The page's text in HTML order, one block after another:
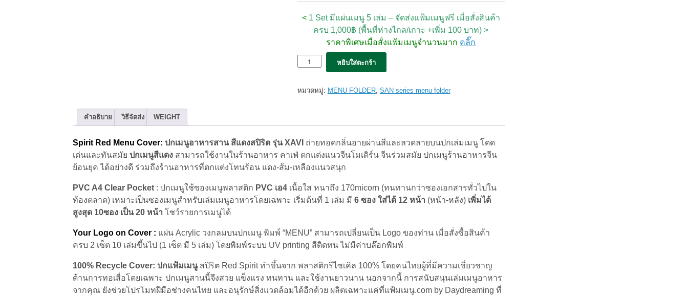
< 1 Set มีแผ่นเมนู 5 เล่ม – จัดส่งแฟ้มเมนูฟรี เมื่อสั่งสินค้า
ครบ 1,000฿ (พื้นที่ห่างไกล/เกาะ +เพิ่ม 100 บาท) >
ราคาพิเศษเมื่อสั่งแฟ้มเมนูจำนวนมาก คลิ๊ก
จำนวน
5x
Red
แดง
สปิริต
(12views)
5เล่ม
ชิ้น
หยิบใส่ตะกร้า
หมวดหมู่: MENU FOLDER, SAN series menu folder
คำอธิบาย วิธีจัดส่ง WEIGHT
Spirit Red Menu Cover: ปกเมนูอาหารสาน สีแดงสปิริต รุ่น XAVI ถ่ายทอดกลิ่นอายผ่านสีและลวดลายบนปกเล่มเมนู โดด
เด่นและทันสมัย ปกเมนูสีแดง สามารถใช้งานในร้านอาหาร คาเฟ่ ตกแต่งแนวจีนโมเดิร์น จีนร่วมสมัย ปกเมนูร้านอาหารจีน
ย้อนยุค ได้อย่างดี ร่วมถึงร้านอาหารที่ตกแต่งโทนร้อน แดง-ส้ม-เหลืองแนวสนุก
PVC A4 Clear Pocket : ปกเมนูใช้ซองเมนูพลาสติก PVC เอ4 เนื้อใส หนาถึง 170micorn (ทนทานกว่าซองเอกสารทั่วไปใน
ท้องตลาด) เหมาะเป็นซองเมนูสำหรับเล่มเมนูอาหารโดยเฉพาะ เริ่มต้นที่ 1 เล่ม มี 6 ซอง ใส่ได้ 12 หน้า (หน้า-หลัง) เพิ่มได้
สูงสุด 10ซอง เป็น 20 หน้า โชว์รายการเมนูได้
Your Logo on Cover : แผ่น Acrylic วงกลมบนปกเมนู พิมพ์ “MENU” สามารถเปลี่ยนเป็น Logo ของท่าน เมื่อสั่งซื้อสินค้า
ครบ 2 เซ็ต 10 เล่มขึ้นไป (1 เซ็ต มี 5 เล่ม) โดยพิมพ์ระบบ UV printing สีติดทน ไม่มีค่าบล๊อกพิมพ์
100% Recycle Cover: ปกแฟ้มเมนู สปิริต Red Spirit ทำขึ้นจาก พลาสติกรีไซเคิล 100% โดยคนไทยผู้ที่มีความเชี่ยวชาญ
ด้านการทอเสื่อโดยเฉพาะ ปกเมนูสานนี้จึงสวย แข็งแรง ทนทาน และใช้งานยาวนาน นอกจากนี้ การสนับสนุนเล่มเมนูอาหาร
จากคุณ ยังช่วยโปรโมทฝีมือช่างคนไทย และอนุรักษ์สิ่งแวดล้อมได้อีกด้วย ผลิตเฉพาะแค่ที่แฟ้มเมนู.com by Daydreaming ที่